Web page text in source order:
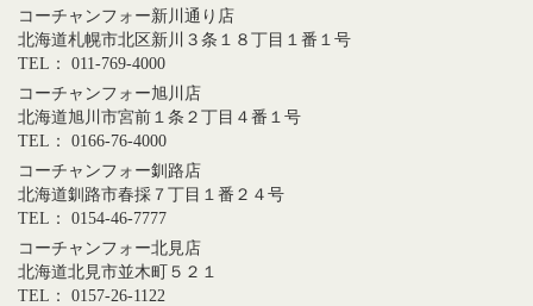
コーチャンフォー新川通り店
北海道札幌市北区新川３条１８丁目１番１号
TEL： 011-769-4000
コーチャンフォー旭川店
北海道旭川市宮前１条２丁目４番１号
TEL： 0166-76-4000
コーチャンフォー釧路店
北海道釧路市春採７丁目１番２４号
TEL： 0154-46-7777
コーチャンフォー北見店
北海道北見市並木町５２１
TEL： 0157-26-1122